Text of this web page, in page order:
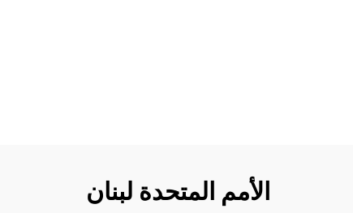
الأمم المتحدة لبنان